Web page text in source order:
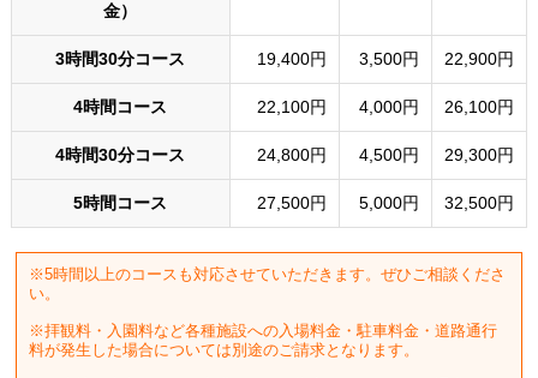
金）
3時間30分コース 19,400円 3,500円 22,900円
4時間コース 22,100円 4,000円 26,100円
4時間30分コース 24,800円 4,500円 29,300円
5時間コース 27,500円 5,000円 32,500円
5時間以上のコースも対応させていただきます。ぜひご相談くださ
い。
拝観料・入園料など各種施設への入場料金・駐車料金・道路通行
料が発生した場合については別途のご請求となります。